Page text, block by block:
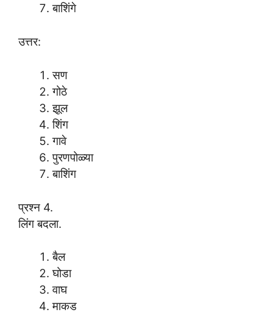
बाशिंगे
उत्तर:
सण
गोठे
झूल
शिंग
गावे
पुरणपोळ्या
बाशिंग
प्रश्न 4.
लिंग बदला.
बैल
घोडा
वाघ
माकड